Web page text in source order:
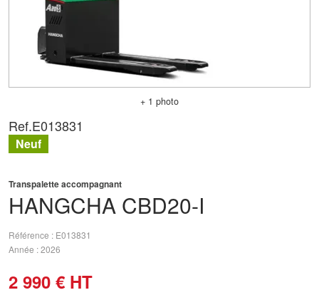
+ 1 photo
HANGCHA CBD20-I
Transpalette accompagnant
Référence
E013831
Année 2026
2 990 € HT
Ref.E013831
Neuf